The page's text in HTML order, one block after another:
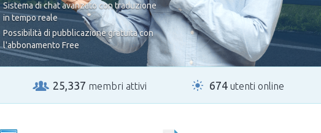
Sistema di chat avanzato con traduzione
in tempo reale
Possibilità di pubblicazione gratuita con
l'abbonamento Free
25,337 membri attivi 674 utenti online